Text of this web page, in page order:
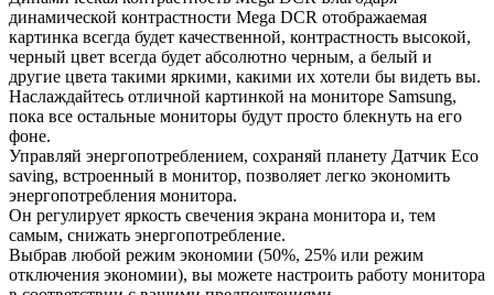
динамической контрастности Mega DCR отображаемая
картинка всегда будет качественной, контрастность высокой,
черный цвет всегда будет абсолютно черным, а белый и
другие цвета такими яркими, какими их хотели бы видеть вы.
Наслаждайтесь отличной картинкой на мониторе Samsung,
пока все остальные мониторы будут просто блекнуть на его
фоне.
Управляй энергопотреблением, сохраняй планету Датчик Eco
saving, встроенный в монитор, позволяет легко экономить
энергопотребления монитора.
Он регулирует яркость свечения экрана монитора и, тем
самым, снижать энергопотребление.
Выбрав любой режим экономии (50%, 25% или режим
отключения экономии), вы можете настроить работу монитора